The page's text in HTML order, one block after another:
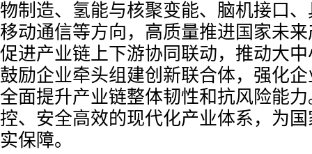
物制造、氢能与核聚变能、脑机接口
移动通信等方向，高质量推进国家未
促进产业链上下游协同联动，推动大
鼓励企业牵头组建创新联合体，强化
全面提升产业链整体韧性和抗风险能
控、安全高效的现代化产业体系，为
实保障。